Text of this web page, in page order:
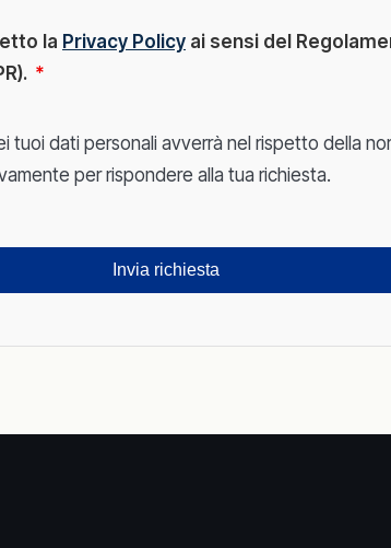
la Privacy Policy ai sensi del
*
tuoi dati personali avverrà nel rispetto della
per rispondere alla tua richiesta.